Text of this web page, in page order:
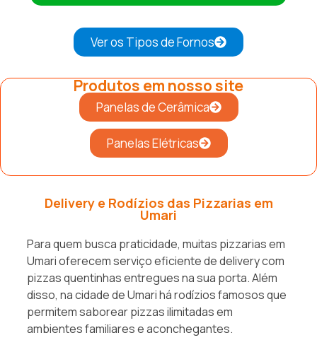
Ver os Tipos de Fornos
Produtos em nosso site
Panelas de Cerâmica
Panelas Elétricas
Delivery e Rodízios das Pizzarias em
Umari
Para quem busca praticidade, muitas pizzarias em
Umari oferecem serviço eficiente de delivery com
pizzas quentinhas entregues na sua porta. Além
disso, na cidade de Umari há rodízios famosos que
permitem saborear pizzas ilimitadas em
ambientes familiares e aconchegantes.